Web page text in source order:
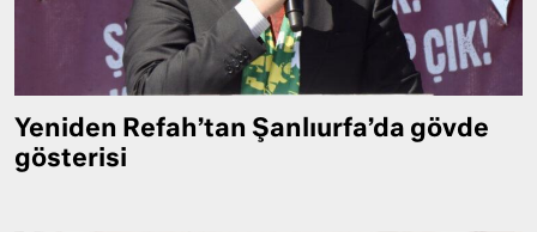
Yeniden Refah’tan Şanlıurfa’da gövde
gösterisi